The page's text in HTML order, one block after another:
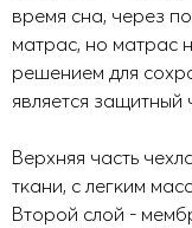
время сна, через
матрас, но матрас
решением для
является защитный
Верхняя часть
ткани, с легким
Второй слой -